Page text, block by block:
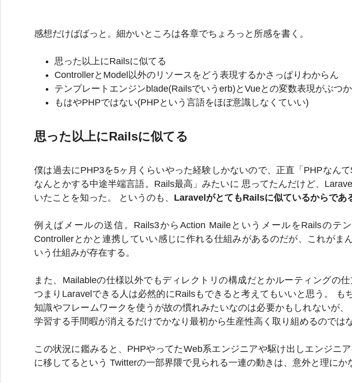
感想だけばばっと。細かいところは各章でちょろっと所感を書く。
思った以上にRailsに似てる
ControllerとModel以外のリソースをどう表現するかさっぱりわからん
テンプレートエンジンblade(Railsでいうerb)とVueとの変数表現がぶつ
もはやPHPではない(PHPという言語をほぼ意識しなくていい)
思った以上にRailsに似てる
僕は過去にPHP3を5ヶ月くらいやった経験しかないので、正直「PHPなん
なんとかする中途半端言語。Rails最高」みたいに 思ってたんだけど、
いたことを知った。 というのも、 LaravelがとてもRailsに似ているからであ
例えばメールの送信。Rails3からAction MaileというメールをRailsのテ
Controllerとかと連携していい感じに作れる仕組みがあるのだが、これがま
いう仕組みが存在する。
また、Mailableの仕様以外でもディレクトリの構成だとかルーティングの仕
つまりLaravelできる人は必然的にRailsもできると考えてもいいと思う。 も
知識やフレームワークを使うが故の慣れみたいなのは必要かもしれないが
学習する手間暇が消えるだけでかなり最初から生産性高く取り組めるのでは
この状況に鑑みると、PHPやってたWeb系エンジニアや駆け出しエンジニ
に移してるという Twitterの一部界隈で見られる一連の動きは、意外と理にか